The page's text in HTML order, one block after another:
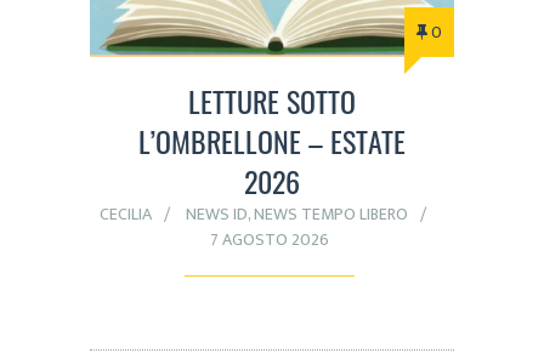
0
LETTURE SOTTO
L’OMBRELLONE – ESTATE
2026
CECILIA NEWS ID,NEWS TEMPO LIBERO
7 AGOSTO 2026